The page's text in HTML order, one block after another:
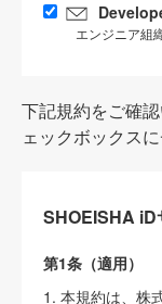
エンジニア組
下記規約をご確
ェックボックス
SHOEISHA iD
第1条（適用）
1. 本規約は、株